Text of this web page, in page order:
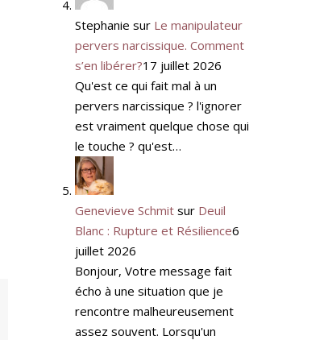
Stephanie sur Le manipulateur
pervers narcissique. Comment
s’en libérer?17 juillet 2026
Qu'est ce qui fait mal à un
pervers narcissique ? l'ignorer
est vraiment quelque chose qui
le touche ? qu'est…
Genevieve Schmitsur Deuil
Blanc : Rupture et Résilience6
juillet 2026
Bonjour, Votre message fait
écho à une situation que je
rencontre malheureusement
assez souvent. Lorsqu'un